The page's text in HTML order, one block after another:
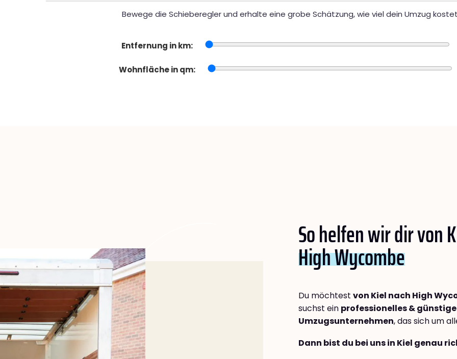
Bewege die Schieberegler und erhalte eine grobe Schätzung, wie viel dein Umzug
Entfernung in km:
Wohnfläche in qm:
So helfen wir dir von
High Wycombe
Du möchtest von Kiel nach High
suchst ein professionelles &
Umzugsunternehmen, das sich um
Dann bist du bei uns in Kiel genau